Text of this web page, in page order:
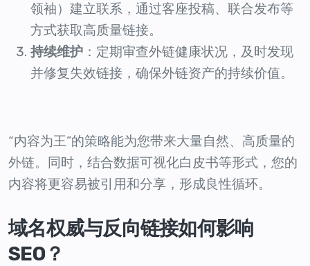
领袖）建立联系，通过客座投稿、联合发布等
方式获取高质量链接。
持续维护 ：定期审查外链健康状况，及时发现
并修复失效链接，确保外链资产的持续价值。
“内容为王”的策略能为您带来大量自然、高质量的
外链。同时，结合数据可视化白皮书等形式，您的
内容将更容易被引用和分享，形成良性循环。
域名权威与反向链接如何影响
SEO？